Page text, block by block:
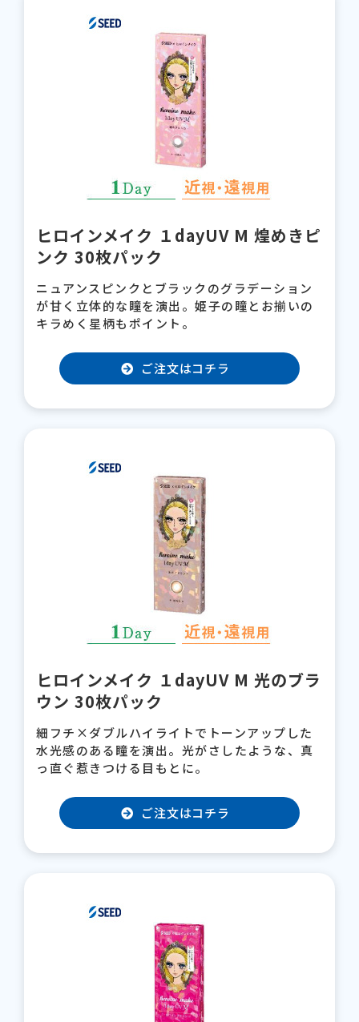
ヒロインメイク １dayUV M 煌めきピ
ンク 30枚パック
ニュアンスピンクとブラックのグラデーション
が甘く立体的な瞳を演出。姫子の瞳とお揃いの
キラめく星柄もポイント。
ご注文はコチラ
ヒロインメイク １dayUV M 光のブラ
ウン 30枚パック
細フチ×ダブルハイライトでトーンアップした
水光感のある瞳を演出。光がさしたような、真
っ直ぐ惹きつける目もとに。
ご注文はコチラ